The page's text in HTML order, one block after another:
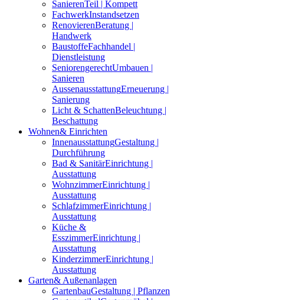
SanierenTeil | Kompett
FachwerkInstandsetzen
RenovierenBeratung |
Handwerk
BaustoffeFachhandel |
Dienstleistung
SeniorengerechtUmbauen |
Sanieren
AussenausstattungErneuerung |
Sanierung
Licht & SchattenBeleuchtung |
Beschattung
Wohnen& Einrichten
InnenausstattungGestaltung |
Durchführung
Bad & SanitärEinrichtung |
Ausstattung
WohnzimmerEinrichtung |
Ausstattung
SchlafzimmerEinrichtung |
Ausstattung
Küche &
EsszimmerEinrichtung |
Ausstattung
KinderzimmerEinrichtung |
Ausstattung
Garten& Außenanlagen
GartenbauGestaltung | Pflanzen